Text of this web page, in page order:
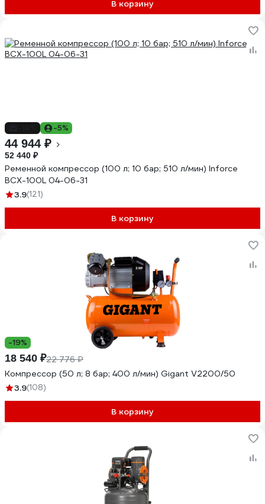
В корзину
-5%
44 944 ₽
52 440 ₽
Ременной компрессор (100 л; 10 бар; 510 л/мин) Inforce
BCX-100L 04-06-31
3.9(121)
В корзину
-19%
18 540 ₽22 776 ₽
Компрессор (50 л; 8 бар; 400 л/мин) Gigant V2200/50
3.9(108)
В корзину